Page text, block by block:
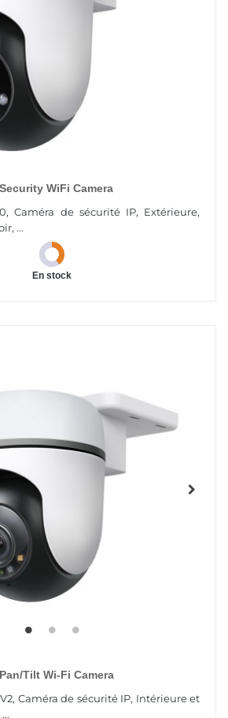
WiFi Camera
Caméra de sécurité IP, Extérieure,
...
En stock
Tilt Wi-Fi Camera
Caméra de sécurité IP, Intérieure et